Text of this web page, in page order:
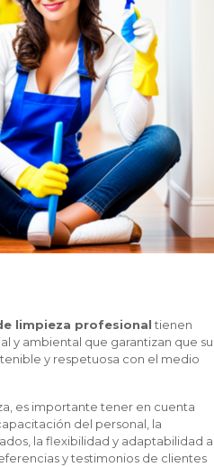
limpieza profesionaltienen
y ambiental que garantizan que su
y respetuosa con el medio
es importante tener en cuenta
del personal, la
la flexibilidad y adaptabilidad a
y testimonios de clientes